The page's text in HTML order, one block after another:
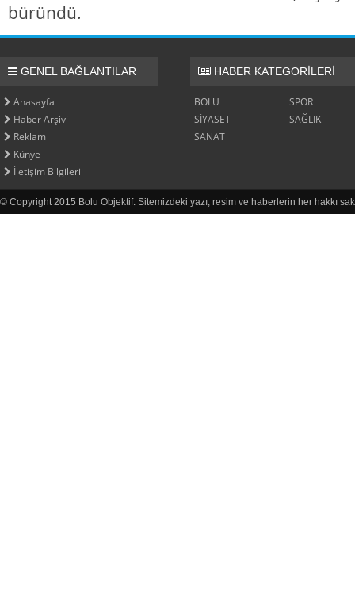
büründü.
GENEL BAĞLANTILAR
Anasayfa
Haber Arşivi
Reklam
Künye
İletişim Bilgileri
HABER KATEGORİLERİ
BOLU
SPOR
SİYASET
SAĞLIK
SANAT
© Copyright 2015 Bolu Objektif. Sitemizdeki yazı, resim ve haberlerin her hakkı